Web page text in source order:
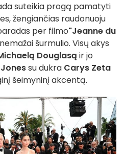
suteikia progą pamatyti
žengiančias raudonuoju
per filmo"Jeanne du
šurmulio. Visų akys
Douglasą ir jo
su dukra Carys Zeta
šeimyninį akcentą.